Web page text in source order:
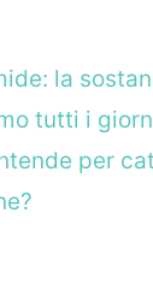
la
tutti i
per